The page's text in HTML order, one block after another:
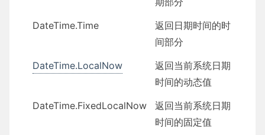
DateTime.Time
返回日期时间的时
间部分
DateTime.LocalNow
返回当前系统日期
时间的动态值
DateTime.FixedLocalNow
返回当前系统日期
时间的固定值